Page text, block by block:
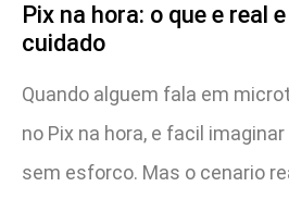
Pix na hora: o que e real
cuidado
Quando alguem fala em
no Pix na hora, e facil
sem esforco. Mas o cenario